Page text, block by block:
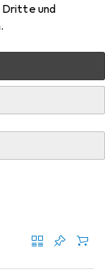
Dritte und
Savio
Gateron Red
PC + Peripherie.